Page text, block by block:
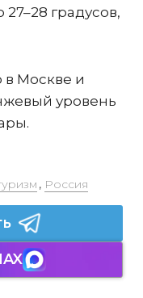
градусов,
в Москве и
уровень
, Россия